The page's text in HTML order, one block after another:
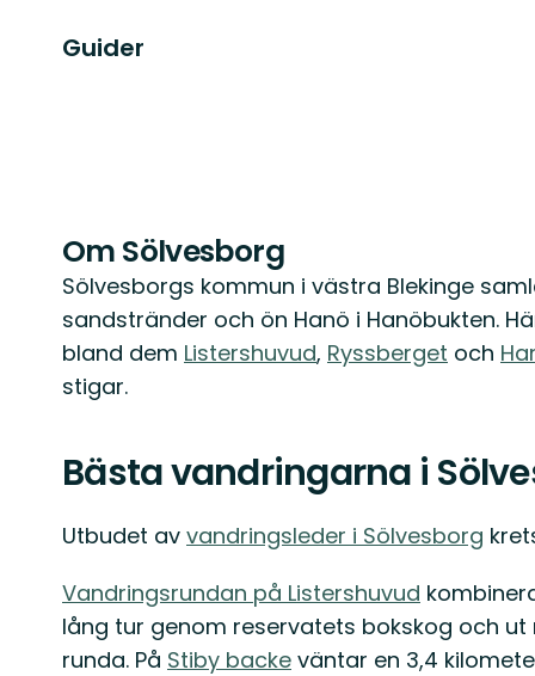
Guider
Om Sölvesborg
Sölvesborgs kommun i västra Blekinge
sandstränder och ön Hanö i Hanöbukten.
bland dem Listershuvud, Ryssberget och
stigar.
Bästa vandringarna i
Utbudet av vandringsleder i Sölvesborg
Vandringsrundan på Listershuvud
lång tur genom reservatets bokskog och
runda. På Stiby backe väntar en 3,4